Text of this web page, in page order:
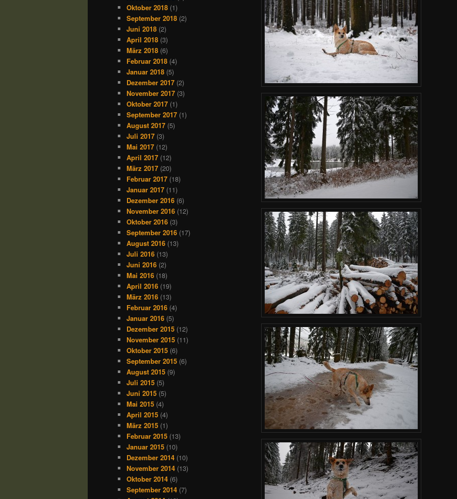
Oktober 2018 (1)
September 2018 (2)
Juni 2018 (2)
April 2018 (3)
März 2018 (6)
Februar 2018 (4)
Januar 2018 (5)
Dezember 2017 (2)
November 2017 (3)
Oktober 2017 (1)
September 2017 (1)
August 2017 (5)
Juli 2017 (3)
Mai 2017 (12)
April 2017 (12)
März 2017 (20)
Februar 2017 (18)
Januar 2017 (11)
Dezember 2016 (6)
November 2016 (12)
Oktober 2016 (3)
September 2016 (17)
August 2016 (13)
Juli 2016 (13)
Juni 2016 (2)
Mai 2016 (18)
April 2016 (19)
März 2016 (13)
Februar 2016 (4)
Januar 2016 (5)
Dezember 2015 (12)
November 2015 (11)
Oktober 2015 (6)
September 2015 (6)
August 2015 (9)
Juli 2015 (5)
Juni 2015 (5)
Mai 2015 (4)
April 2015 (4)
März 2015 (1)
Februar 2015 (13)
Januar 2015 (10)
Dezember 2014 (10)
November 2014 (13)
Oktober 2014 (6)
September 2014 (7)